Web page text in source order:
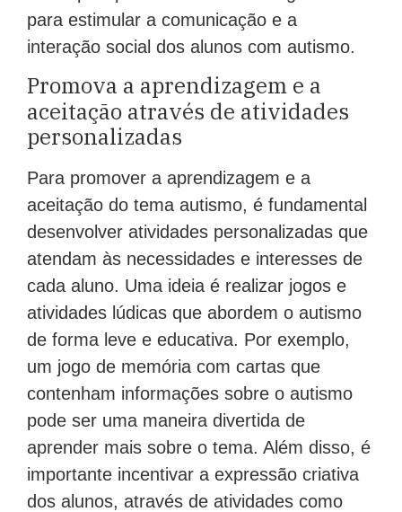
para estimular a comunicação e a
interação social dos alunos com autismo.
Promova a aprendizagem e a
aceitação através de atividades
personalizadas
Para promover a aprendizagem e a
aceitação do tema autismo, é fundamental
desenvolver atividades personalizadas que
atendam às necessidades e interesses de
cada aluno. Uma ideia é realizar jogos e
atividades lúdicas que abordem o autismo
de forma leve e educativa. Por exemplo,
um jogo de memória com cartas que
contenham informações sobre o autismo
pode ser uma maneira divertida de
aprender mais sobre o tema. Além disso, é
importante incentivar a expressão criativa
dos alunos, através de atividades como